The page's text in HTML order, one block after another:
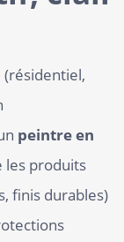
peintre en
les produits
finis durables)